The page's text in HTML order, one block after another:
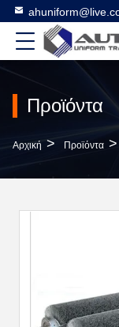
Προϊόντα
Αρχική > Προϊόντα >